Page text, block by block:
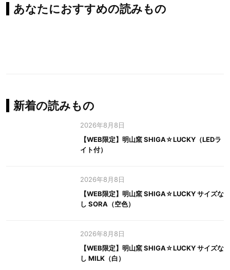
あなたにおすすめの読みもの
新着の読みもの
2026年8月8日
【WEB限定】明山窯 SHIGA☆LUCKY（LEDラ
イト付）
2026年8月8日
【WEB限定】明山窯 SHIGA☆LUCKY サイズな
し SORA（空色）
2026年8月8日
【WEB限定】明山窯 SHIGA☆LUCKY サイズな
し MILK（白）